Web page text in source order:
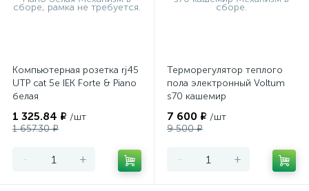
Компьютерная розетка rj45
UTP cat 5e IEK Forte & Piano
белая
1 325.84 ₽ /шт
1 657.30 ₽
- +
Терморегулятор теплого
пола электронный Voltum
s70 кашемир
7 600 ₽ /шт
9 500 ₽
- +